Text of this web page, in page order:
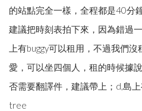
的站點完全一樣，全程都是40分
建議把時刻表拍下來，因為錯過
上有buggy可以租用，不過我們
愛，可以坐四個人，租的時候據
否需要翻譯件，建議帶上；d,島
tree